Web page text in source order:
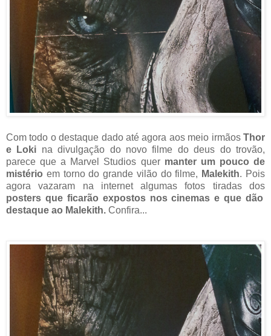
Com todo o destaque dado até agora aos meio irmãos Thor
e Loki na divulgação do novo filme do deus do trovão,
parece que a Marvel Studios quer manter um pouco de
mistério em torno do grande vilão do filme, Malekith. Pois
agora vazaram na internet algumas fotos tiradas dos
posters que ficarão expostos nos cinemas e que dão
destaque ao Malekith. Confira...